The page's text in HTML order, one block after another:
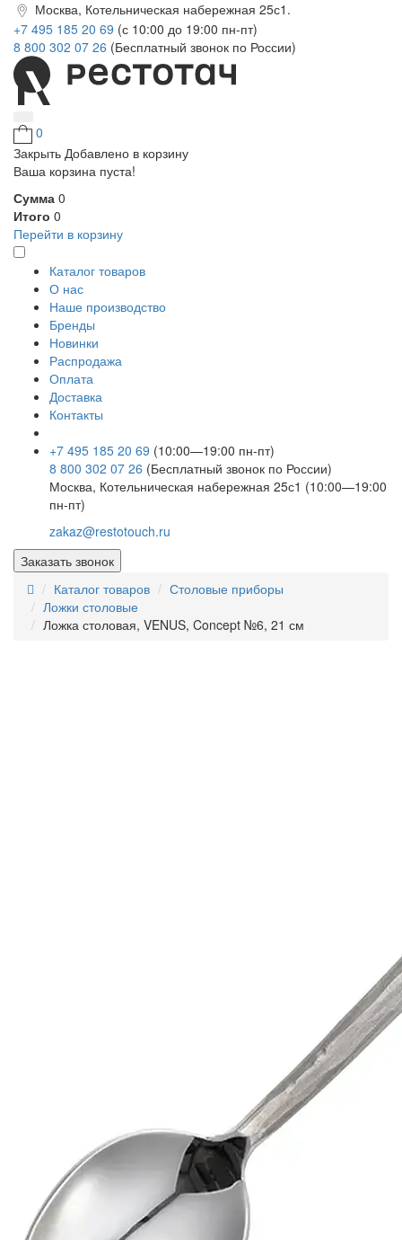
Москва, Котельническая набережная 25с1.
+7 495 185 20 69 (с 10:00 до 19:00 пн-пт)
8 800 302 07 26 (Бесплатный звонок по России)
0
Закрыть Добавлено в корзину
Ваша корзина пуста!
Сумма 0
Итого 0
Перейти в корзину
Каталог товаров
О нас
Наше производство
Бренды
Новинки
Распродажа
Оплата
Доставка
Контакты
+7 495 185 20 69 (10:00—19:00 пн-пт)
8 800 302 07 26 (Бесплатный звонок по России)
Москва, Котельническая набережная 25с1 (10:00—19:00
пн-пт)
zakaz@restotouch.ru
Заказать звонок
Каталог товаров
Столовые приборы
Ложки столовые
Ложка столовая, VENUS, Concept №6, 21 см